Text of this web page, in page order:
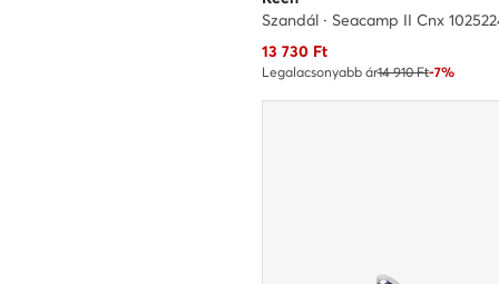
Szandál · Seacamp II Cnx
Aktuális ár
13 730Ft
Legalacsonyabb ár14 910 Ft-7%